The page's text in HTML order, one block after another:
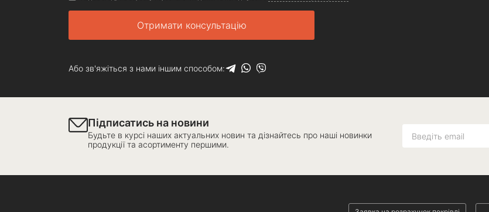
Отримати консультацію
Або зв'яжіться з нами іншим способом:
Підписатись на новини
Будьте в курсі наших актуальних новин та дізнайтесь про наші новинки
продукції та асортименту першими.